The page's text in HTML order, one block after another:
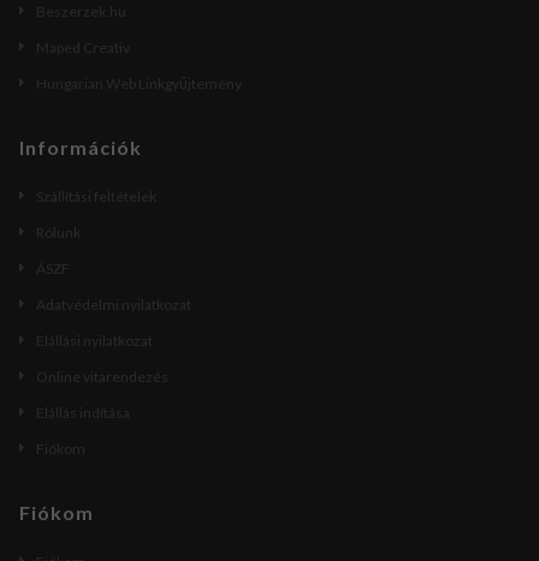
Beszerzek.hu
Maped Creativ
Hungarian Web Linkgyűjtemény
Információk
Szállítási feltételek
Rólunk
ÁSZF
Adatvédelmi nyilatkozat
Elállási nyilatkozat
Online vitarendezés
Elállás indítása
Fiókom
Fiókom